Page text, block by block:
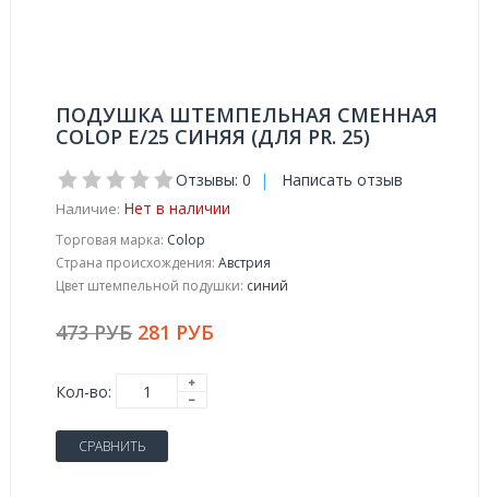
ПОДУШКА ШТЕМПЕЛЬНАЯ СМЕННАЯ
COLOP E/25 СИНЯЯ (ДЛЯ PR. 25)
Отзывы: 0 | Написать отзыв
Наличие: Нет в наличии
Торговая марка: Colop
Страна происхождения: Австрия
Цвет штемпельной подушки: синий
473 РУБ 281 РУБ
Кол-во:
СРАВНИТЬ